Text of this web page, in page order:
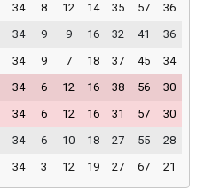
34 8 12 14 35 57
36
34 9 9 16 32 41
36
34 9 7 18 37 45
34
34 6 12 16 38 56
30
34 6 12 16 31 57
30
34 6 10 18 27 55
28
34 3 12 19 27 67 21